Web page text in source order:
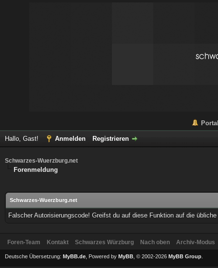
Hallo, Gast! Anmelden Registrieren
Schwarzes-Wuerzburg.net
Forenmeldung
Schwarzes-Wuerzburg.net
Falscher Autorisierungscode! Greifst du auf diese Funktion auf die
Foren-Team Kontakt Schwarzes Würzburg Nach oben Archiv-Modus
Deutsche Übersetzung: MyBB.de , Powered by MyBB , © 2002-2026 MyBB Group